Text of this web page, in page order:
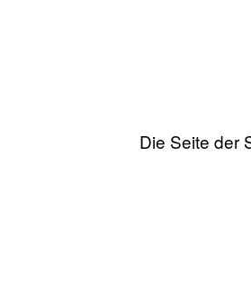
Die Seite der